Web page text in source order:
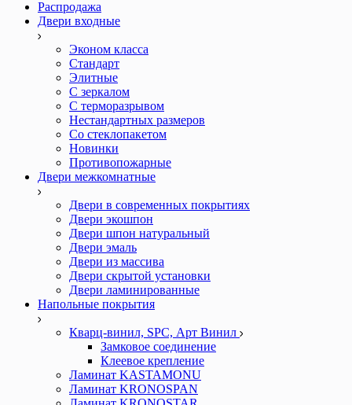
Распродажа
Двери входные
Эконом класса
Стандарт
Элитные
С зеркалом
С терморазрывом
Нестандартных размеров
Со стеклопакетом
Новинки
Противопожарные
Двери межкомнатные
Двери в современных покрытиях
Двери экошпон
Двери шпон натуральный
Двери эмаль
Двери из массива
Двери скрытой установки
Двери ламинированные
Напольные покрытия
Кварц-винил, SPC, Арт Винил
Замковое соединение
Клеевое крепление
Ламинат KASTAMONU
Ламинат KRONOSPAN